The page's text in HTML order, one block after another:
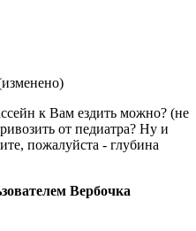
к Вам ездить можно? (не
от педиатра? Ну и
пожалуйста - глубина
Вербочка